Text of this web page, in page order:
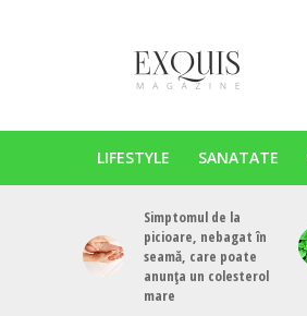
LIFESTYLE SANATATE
Simptomul de la
picioare, nebagat în
seamă, care poate
anunța un colesterol
mare